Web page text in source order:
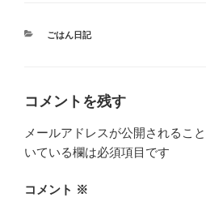
カ
ごはん日記
コメントを残す
メールアドレスが公開されるこ
いている欄は必須項目です
コメント ※